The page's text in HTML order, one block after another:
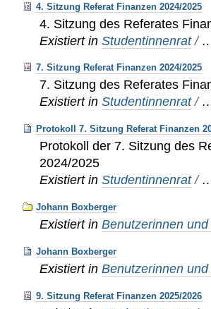
4. Sitzung Referat Finanzen 2024/2025
4. Sitzung des Referates
Existiert in Studentinnenrat /
7. Sitzung Referat Finanzen 2024/2025
7. Sitzung des Referates
Existiert in Studentinnenrat /
Protokoll 7. Sitzung Referat Finanzen
Protokoll der 7. Sitzung des
2024/2025
Existiert in Studentinnenrat /
Johann Boxberger
Existiert in Benutzerinnen
Johann Boxberger
Existiert in Benutzerinnen
9. Sitzung Referat Finanzen 2025/2026